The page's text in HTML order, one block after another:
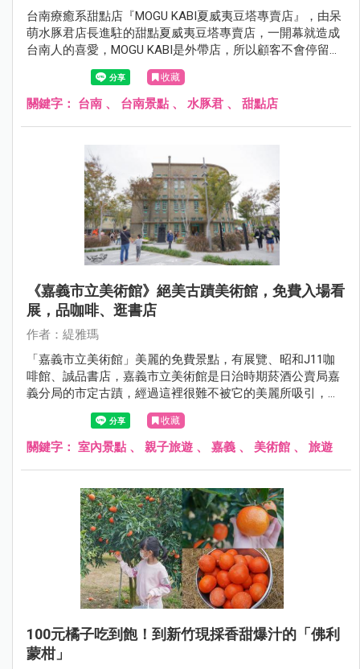
台南療癒系甜點店『MOGU KABI夏威夷豆塔專賣店』，由呆
萌水豚君店長進駐的甜點夏威夷豆塔專賣店，一開幕就造成
台南人的喜愛，MOGU KABI是外帶店，所以顧客不會停留太
久，平日來更可盡情的與水豚店長合影，若顧客不多…差不
多可停留個10~15分鐘都沒問題。
收藏
關鍵字： 台南 、 台南景點 、 水豚君 、 甜點店
《嘉義市立美術館》絕美古蹟美術館，免費入場看
展，品咖啡、逛書店
作者：緹雅瑪
「嘉義市立美術館」美麗的免費景點，有展覽、昭和J11咖
啡館、誠品書店，嘉義市立美術館是日治時期菸酒公賣局嘉
義分局的市定古蹟，經過這裡很難不被它的美麗所吸引，搭
乘台鐵至嘉義車站再步行過來只要3分鐘。
收藏
關鍵字： 室內景點 、 親子旅遊 、 嘉義 、 美術館 、 旅遊
100元橘子吃到飽！到新竹現採香甜爆汁的「佛利
蒙柑」